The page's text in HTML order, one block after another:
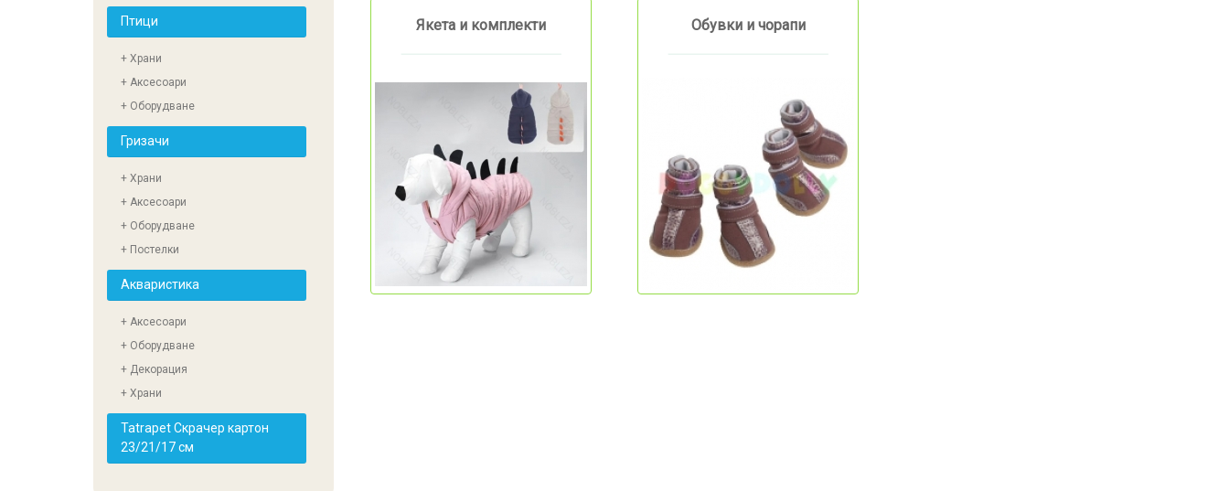
Якета и комплекти Обувки и чорапи
Птици
+ Храни
+ Аксесоари
+ Оборудване
Гризачи
+ Храни
+ Аксесоари
+ Оборудване
+ Постелки
Акваристика
+ Аксесоари
+ Оборудване
+ Декорация
+ Храни
Tatrapet Скрачер картон
23/21/17 см